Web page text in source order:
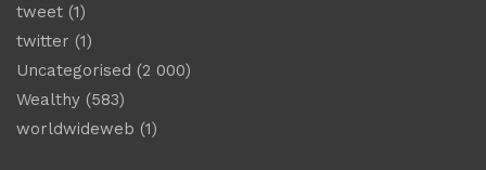
tweet (1)
twitter (1)
Uncategorised (2 000)
Wealthy (583)
worldwideweb (1)